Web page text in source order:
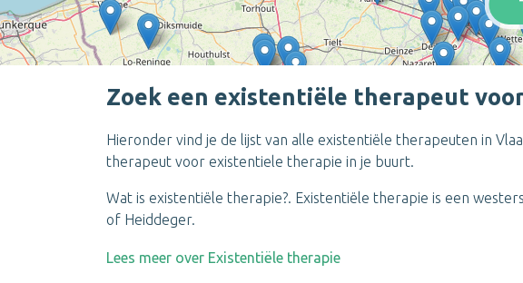
Zoek een existentiële therapeut
Hieronder vind je de lijst van alle existentiële therapeuten in
therapeut voor existentiele therapie in je buurt.
Wat is existentiële therapie?. Existentiële therapie is een
of Heiddeger.
Lees meer over Existentiële therapie